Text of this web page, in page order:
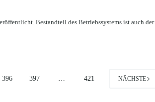
Bestandteil des Betriebssystems ist auch der
396 397 … 421 NÄCHSTE